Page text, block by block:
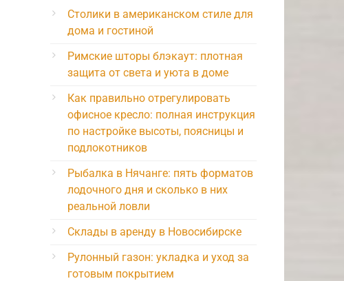
Столики в американском стиле для
дома и гостиной
Римские шторы блэкаут: плотная
защита от света и уюта в доме
Как правильно отрегулировать
офисное кресло: полная инструкция
по настройке высоты, поясницы и
подлокотников
Рыбалка в Нячанге: пять форматов
лодочного дня и сколько в них
реальной ловли
Склады в аренду в Новосибирске
Рулонный газон: укладка и уход за
готовым покрытием